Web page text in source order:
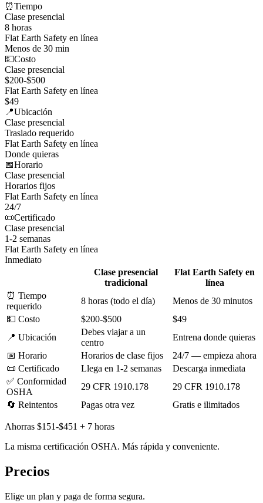
⏰Tiempo
Clase presencial
8 horas
Flat Earth Safety en línea
Menos de 30 min
💵Costo
Clase presencial
$200-$500
Flat Earth Safety en línea
$49
📍Ubicación
Clase presencial
Traslado requerido
Flat Earth Safety en línea
Donde quieras
📅Horario
Clase presencial
Horarios fijos
Flat Earth Safety en línea
24/7
📜Certificado
Clase presencial
1-2 semanas
Flat Earth Safety en línea
Inmediato
Clase presencial
tradicional
Flat Earth Safety en
línea
⏰ Tiempo
requerido
8 horas (todo el día)
Menos de 30 minutos
💵 Costo $200-$500
$49
📍 Ubicación
Debes viajar a un
centro
Entrena donde quieras
📅 Horario Horarios de clase fijos
24/7 — empieza ahora
📜 Certificado Llega en 1-2 semanas
Descarga inmediata
✅ Conformidad
OSHA
29 CFR 1910.178
29 CFR 1910.178
🔄 Reintentos Pagas otra vez Gratis e ilimitados
Ahorras $151-$451 + 7 horas
La misma certificación OSHA. Más rápida y conveniente.
Precios
Elige un plan y paga de forma segura.